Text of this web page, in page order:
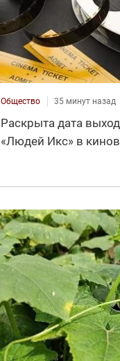
Общество 35 минут назад
Раскрыта дата
«Людей Икс» в